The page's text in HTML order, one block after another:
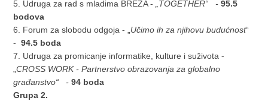
5. Udruga za rad s mladima BREZA -
„TOGETHER“ -95.5
bodova
6. Forum za slobodu odgoja - „ Učimo ih za njihovu budućnost“
-94.5 boda
7. Udruga za promicanje informatike, kulture i suživota -
„CROSS WORK - Partnerstvo obrazovanja za globalno
građanstvo“ -94 boda
Grupa 2.